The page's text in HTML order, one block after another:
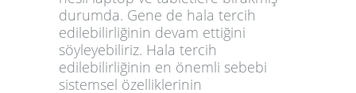
durumda. Gene de hala tercih
edilebilirliğinin devam ettiğini
söyleyebiliriz. Hala tercih
edilebilirliğinin en önemli sebebi
sistemsel özelliklerinin